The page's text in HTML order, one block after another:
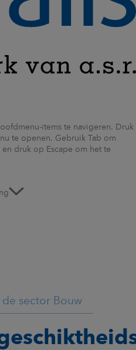
items te navigeren. Druk
te openen. Gebruik Tab om
druk op Escape om het te
sector Bouw